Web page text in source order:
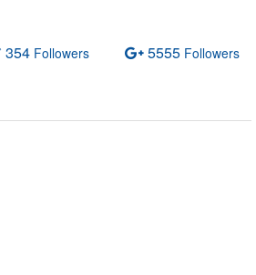
354 Followers 5555 Followers